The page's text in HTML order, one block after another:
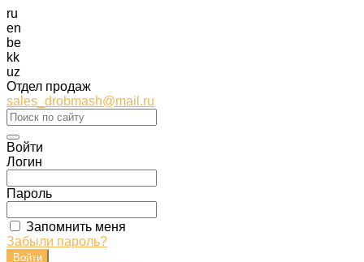
ru
en
be
kk
uz
Отдел продаж
sales_drobmash@mail.ru
Войти
Логин
Пароль
Запомнить меня
Забыли пароль?